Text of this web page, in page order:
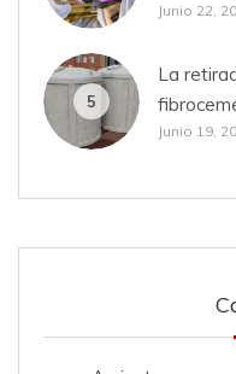
Junio 22,
5
La
Junio 19,